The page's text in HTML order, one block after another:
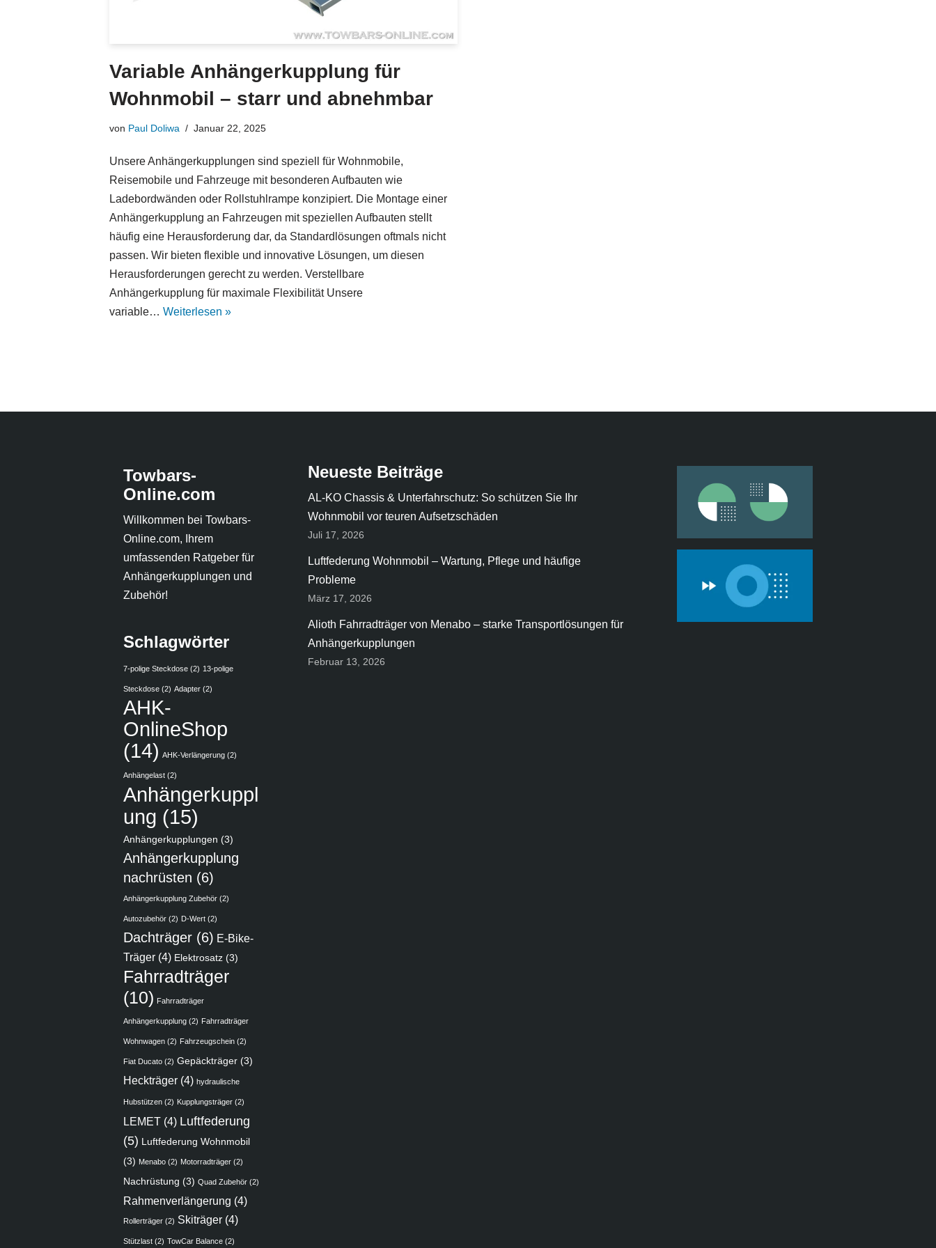
Variable Anhängerkupplung für
Wohnmobil – starr und abnehmbar
von Paul Doliwa Januar 22, 2025
Unsere Anhängerkupplungen sind speziell für Wohnmobile,
Reisemobile und Fahrzeuge mit besonderen Aufbauten wie
Ladebordwänden oder Rollstuhlrampe konzipiert. Die Montage einer
Anhängerkupplung an Fahrzeugen mit speziellen Aufbauten stellt
häufig eine Herausforderung dar, da Standardlösungen oftmals nicht
passen. Wir bieten flexible und innovative Lösungen, um diesen
Herausforderungen gerecht zu werden. Verstellbare
Anhängerkupplung für maximale Flexibilität Unsere
variable… Weiterlesen »
Towbars-
Online.com
Willkommen bei Towbars-
Online.com, Ihrem
umfassenden Ratgeber für
Anhängerkupplungen und
Zubehör!
Schlagwörter
7-polige Steckdose (2) 13-polige
Steckdose (2) Adapter (2)
AHK-
OnlineShop
(14) AHK-Verlängerung (2)
Anhängelast (2)
Anhängerkuppl
ung (15)
Anhängerkupplungen (3)
Anhängerkupplung
nachrüsten (6)
Anhängerkupplung Zubehör (2)
Autozubehör (2) D-Wert (2)
Dachträger (6) E-Bike-
Träger (4) Elektrosatz (3)
Fahrradträger
(10) Fahrradträger
Anhängerkupplung (2) Fahrradträger
Wohnwagen (2) Fahrzeugschein (2)
Fiat Ducato (2) Gepäckträger (3)
Heckträger (4) hydraulische
Hubstützen (2) Kupplungsträger (2)
LEMET (4) Luftfederung
(5) Luftfederung Wohnmobil
(3) Menabo (2) Motorradträger (2)
Nachrüstung (3) Quad Zubehör (2)
Rahmenverlängerung (4)
Rollerträger (2) Skiträger (4)
Stützlast (2) TowCar Balance (2)
Neueste Beiträge
AL-KO Chassis & Unterfahrschutz: So schützen Sie Ihr
Wohnmobil vor teuren Aufsetzschäden
Juli 17, 2026
Luftfederung Wohnmobil – Wartung, Pflege und häufige
Probleme
März 17, 2026
Alioth Fahrradträger von Menabo – starke Transportlösungen für
Anhängerkupplungen
Februar 13, 2026